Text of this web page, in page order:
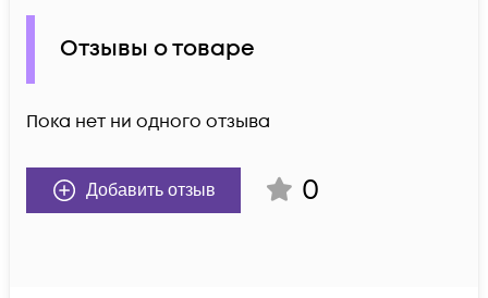
Отзывы о товаре
Пока нет ни одного отзыва
Добавить отзыв 0